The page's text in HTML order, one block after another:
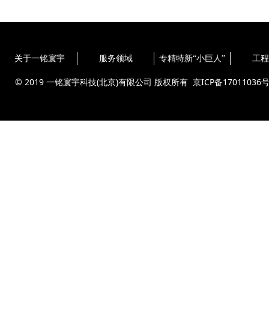
关于一铭寰宇 服务领域 专精特新“小巨人” 工
© 2019 一铭寰宇科技(北京)有限公司 版权所有 京ICP备17011036